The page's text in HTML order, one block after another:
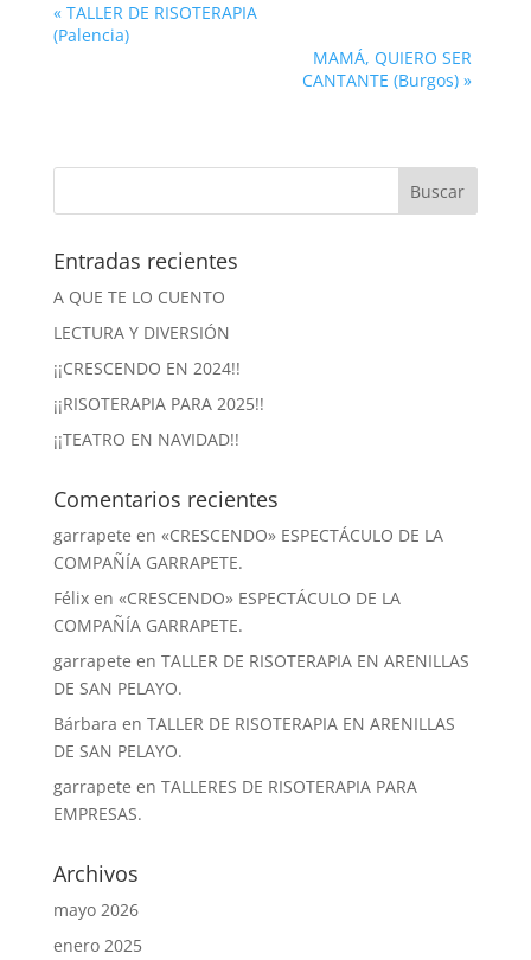
«TALLER DE RISOTERAPIA
(Palencia)
MAMÁ, QUIERO SER
CANTANTE (Burgos)»
Entradas recientes
A QUE TE LO CUENTO
LECTURA Y DIVERSIÓN
¡¡CRESCENDO EN 2024!!
¡¡RISOTERAPIA PARA 2025!!
¡¡TEATRO EN NAVIDAD!!
Comentarios recientes
garrapete en «CRESCENDO» ESPECTÁCULO DE LA
COMPAÑÍA GARRAPETE.
Félixen «CRESCENDO» ESPECTÁCULO DE LA
COMPAÑÍA GARRAPETE.
garrapete en TALLER DE RISOTERAPIA EN ARENILLAS
DE SAN PELAYO.
Bárbara en TALLER DE RISOTERAPIA EN ARENILLAS
DE SAN PELAYO.
garrapete en TALLERES DE RISOTERAPIA PARA
EMPRESAS.
Archivos
mayo 2026
enero 2025